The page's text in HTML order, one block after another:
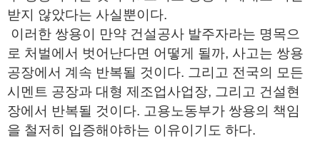
받지 않았다는 사실뿐이다.
이러한 쌍용이 만약 건설공사 발주자라는 명목으
로 처벌에서 벗어난다면 어떻게 될까, 사고는 쌍용
공장에서 계속 반복될 것이다. 그리고 전국의 모든
시멘트 공장과 대형 제조업사업장, 그리고 건설현
장에서 반복될 것이다. 고용노동부가 쌍용의 책임
을 철저히 입증해야하는 이유이기도 하다.